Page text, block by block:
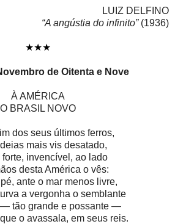
LUIZ DELFINO
“A angústia do infinito”(1936)
★★★
de Oitenta e Nove
À AMÉRICA
O BRASIL NOVO
dos seus últimos ferros,
mais vis desatado,
forte, invencível, ao lado
desta América o vês:
ante o mar menos livre,
a vergonha o semblante
— tão grande e possante —
o avassala, em seus reis.